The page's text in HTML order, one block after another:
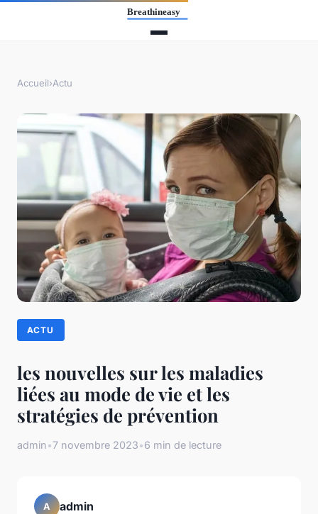
Accueil›Actu
ACTU
les nouvelles sur les maladies
liées au mode de vie et les
stratégies de prévention
admin•7 novembre 2023•6 min de lecture
A admin